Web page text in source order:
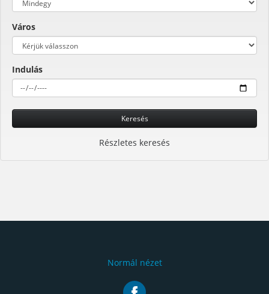
Város
Indulás
Keresés
Részletes keresés
Normál nézet